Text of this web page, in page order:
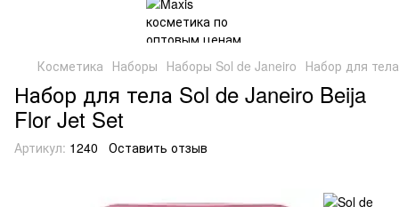
Косметика Наборы Наборы Sol de Janeiro Набор для
Набор для тела Sol de Janeiro Beija
Flor Jet Set
Артикул: 1240 Оставить отзыв